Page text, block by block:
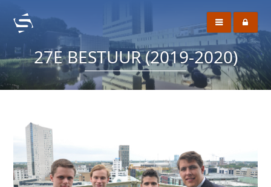
27E BESTUUR (2019-2020)